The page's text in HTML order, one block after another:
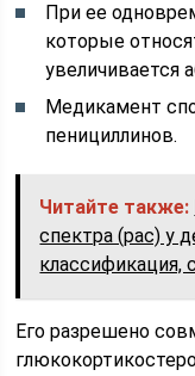
При ее
которые
увеличивается
Медикамент
пенициллинов.
Читайте также:
спектра (рас) у
классификация,
Его разрешено